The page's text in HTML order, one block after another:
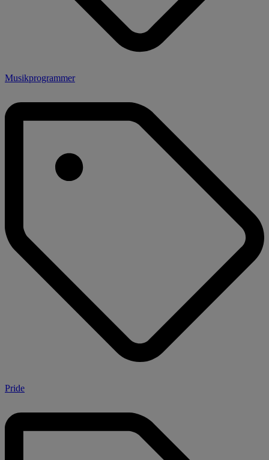
Musikprogrammer
Pride